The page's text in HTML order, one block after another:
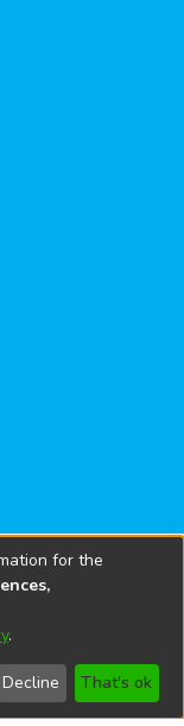
for the
.
Decline That's ok